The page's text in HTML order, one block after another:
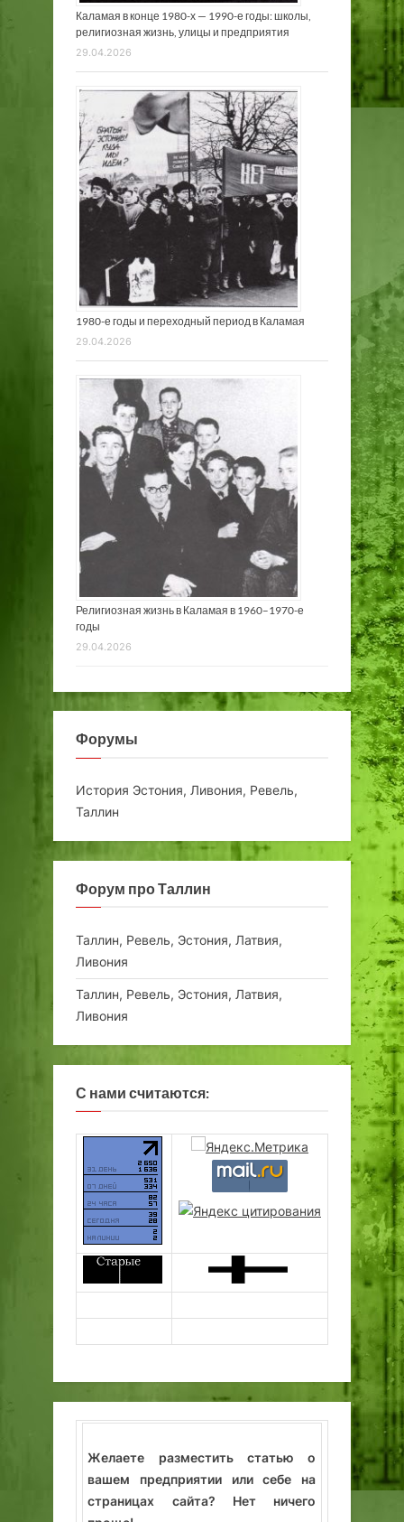
Каламая в конце 1980-х — 1990-е годы: школы,
религиозная жизнь, улицы и предприятия
29.04.2026
1980-е годы и переходный период в Каламая
29.04.2026
Религиозная жизнь в Каламая в 1960–1970-е
годы
29.04.2026
Форумы
История Эстония, Ливония, Ревель,
Таллин
Форум про Таллин
Таллин, Ревель, Эстония, Латвия,
Ливония
Таллин, Ревель, Эстония, Латвия,
Ливония
С нами считаются:
Желаете разместить статью о
вашем предприятии или себе на
страницах сайта? Нет ничего